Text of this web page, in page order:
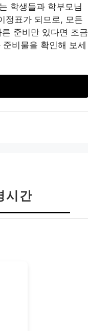
학생들과 학부모님
정표가 되므로, 모든
준비만 있다면 조금
비물을 확인해 보세
시간